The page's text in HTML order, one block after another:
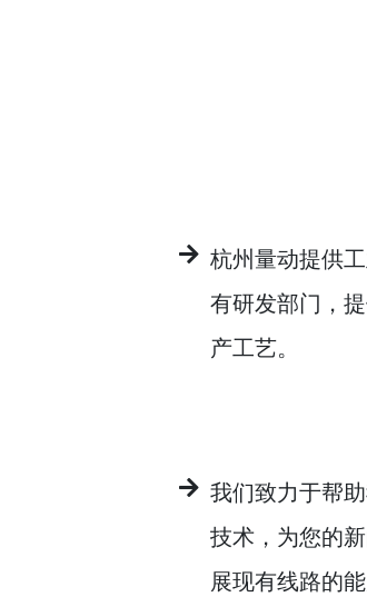
杭州量动提供
有研发部门，
产工艺。
我们致力于帮
技术，为您的
展现有线路的